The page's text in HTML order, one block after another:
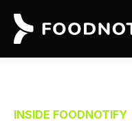
INSIDE FOODNOTIFY